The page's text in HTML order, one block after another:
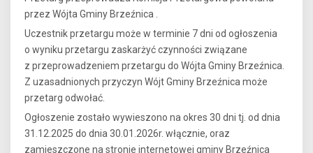
przez Wójta Gminy Brzeźnica .
Uczestnik przetargu może w terminie 7 dni od ogłoszenia
o wyniku przetargu zaskarżyć czynności związane
z przeprowadzeniem przetargu do Wójta Gminy Brzeźnica.
Z uzasadnionych przyczyn Wójt Gminy Brzeźnica może
przetarg odwołać.
Ogłoszenie zostało wywieszono na okres 30 dni tj. od dnia
31.12.2025 do dnia 30.01.2026r. włącznie, oraz
zamieszczone na stronie internetowej gminy Brzeźnica